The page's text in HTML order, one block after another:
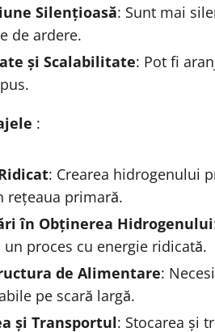
Silențioasă: Sunt mai
de ardere.
și Scalabilitate: Pot fi
:
: Crearea hidrogenului
rețeaua primară.
în Obținerea Hidrogenului
un proces cu energie ridicată.
de Alimentare:
pe scară largă.
și Transportul: Stocarea și